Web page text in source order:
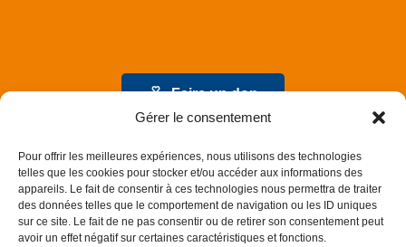
Gérer le consentement
Pour offrir les meilleures expériences, nous utilisons des technologies
telles que les cookies pour stocker et/ou accéder aux informations des
appareils. Le fait de consentir à ces technologies nous permettra de traiter
des données telles que le comportement de navigation ou les ID uniques
sur ce site. Le fait de ne pas consentir ou de retirer son consentement peut
avoir un effet négatif sur certaines caractéristiques et fonctions.
Faire un don